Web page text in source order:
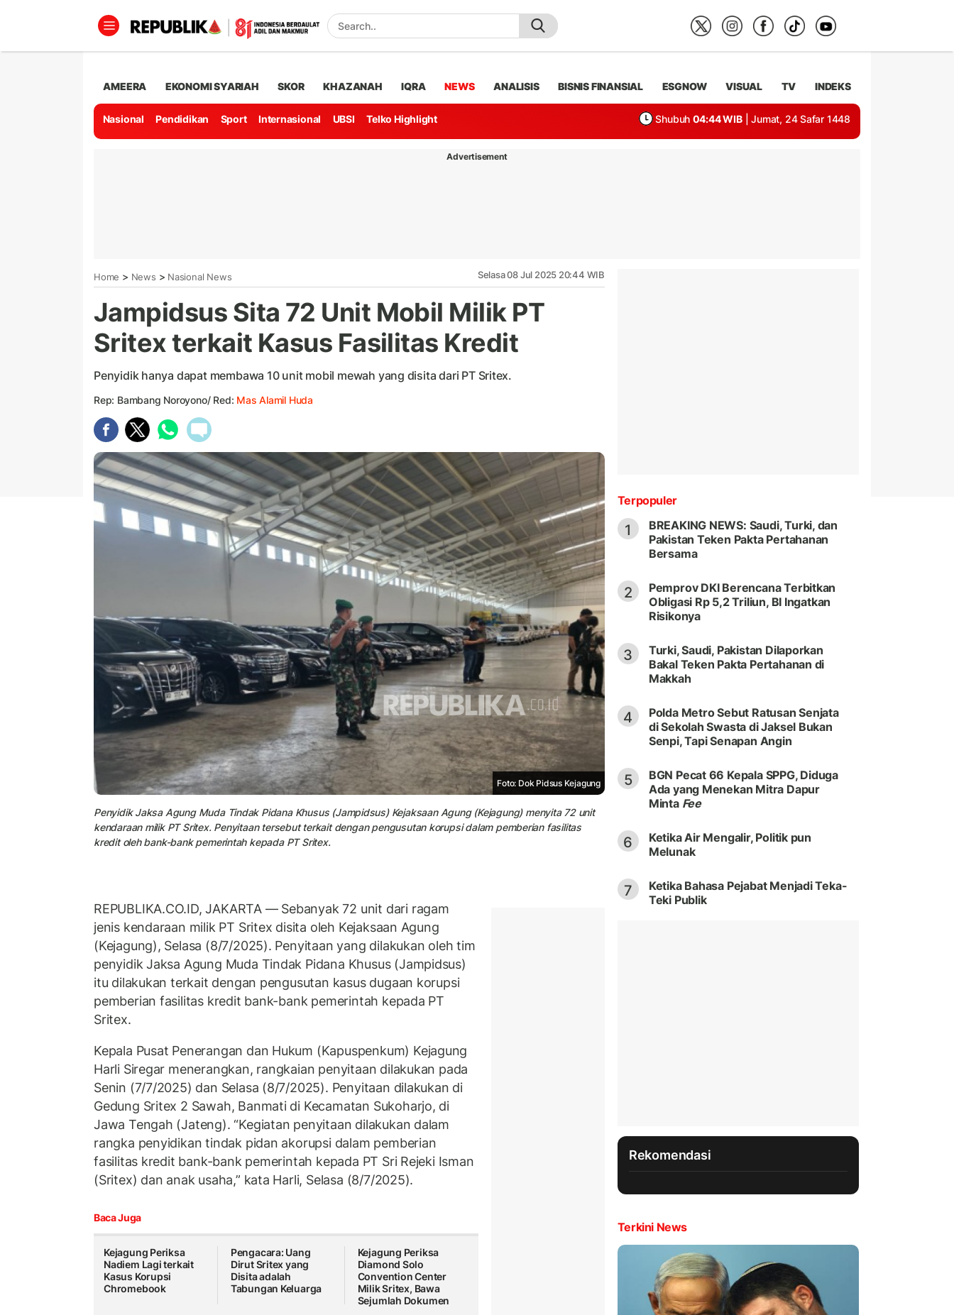
AMEERA EKONOMI SYARIAH SKOR KHAZANAH IQRA NEWS ANALISIS BISNIS FINANSIAL ESGNOW VISUAL TV INDEKS
Nasional Pendidikan Sport Internasional UBSI Telko Highlight Shubuh 04:44 WIB | Jumat, 24 Safar 1448
Advertisement
Home > News > Nasional News Selasa 08 Jul 2025 20:44 WIB
Jampidsus Sita 72 Unit Mobil Milik PT
Sritex terkait Kasus Fasilitas Kredit
Penyidik hanya dapat membawa 10 unit mobil mewah yang disita dari PT Sritex.
Rep: Bambang Noroyono/ Red: Mas Alamil Huda
Foto: Dok Pidsus Kejagung
Penyidik Jaksa Agung Muda Tindak Pidana Khusus (Jampidsus) Kejaksaan Agung (Kejagung) menyita 72 unit
kendaraan milik PT Sritex. Penyitaan tersebut terkait dengan pengusutan korupsi dalam pemberian fasilitas
kredit oleh bank-bank pemerintah kepada PT Sritex.
REPUBLIKA.CO.ID, JAKARTA — Sebanyak 72 unit dari ragam
jenis kendaraan milik PT Sritex disita oleh Kejaksaan Agung
(Kejagung), Selasa (8/7/2025). Penyitaan yang dilakukan oleh tim
penyidik Jaksa Agung Muda Tindak Pidana Khusus (Jampidsus)
itu dilakukan terkait dengan pengusutan kasus dugaan korupsi
pemberian fasilitas kredit bank-bank pemerintah kepada PT
Sritex.
Kepala Pusat Penerangan dan Hukum (Kapuspenkum) Kejagung
Harli Siregar menerangkan, rangkaian penyitaan dilakukan pada
Senin (7/7/2025) dan Selasa (8/7/2025). Penyitaan dilakukan di
Gedung Sritex 2 Sawah, Banmati di Kecamatan Sukoharjo, di
Jawa Tengah (Jateng). “Kegiatan penyitaan dilakukan dalam
rangka penyidikan tindak pidan akorupsi dalam pemberian
fasilitas kredit bank-bank pemerintah kepada PT Sri Rejeki Isman
(Sritex) dan anak usaha,” kata Harli, Selasa (8/7/2025).
Baca Juga
Kejagung Periksa
Nadiem Lagi terkait
Kasus Korupsi
Chromebook
Pengacara: Uang
Dirut Sritex yang
Disita adalah
Tabungan Keluarga
Kejagung Periksa
Diamond Solo
Convention Center
Milik Sritex, Bawa
Sejumlah Dokumen
Terpopuler
1
BREAKING NEWS: Saudi, Turki, dan
Pakistan Teken Pakta Pertahanan
Bersama
2
Pemprov DKI Berencana Terbitkan
Obligasi Rp 5,2 Triliun, BI Ingatkan
Risikonya
3
Turki, Saudi, Pakistan Dilaporkan
Bakal Teken Pakta Pertahanan di
Makkah
4
Polda Metro Sebut Ratusan Senjata
di Sekolah Swasta di Jaksel Bukan
Senpi, Tapi Senapan Angin
5
BGN Pecat 66 Kepala SPPG, Diduga
Ada yang Menekan Mitra Dapur
Minta Fee
6
Ketika Air Mengalir, Politik pun
Melunak
7
Ketika Bahasa Pejabat Menjadi Teka-
Teki Publik
Rekomendasi
Terkini News